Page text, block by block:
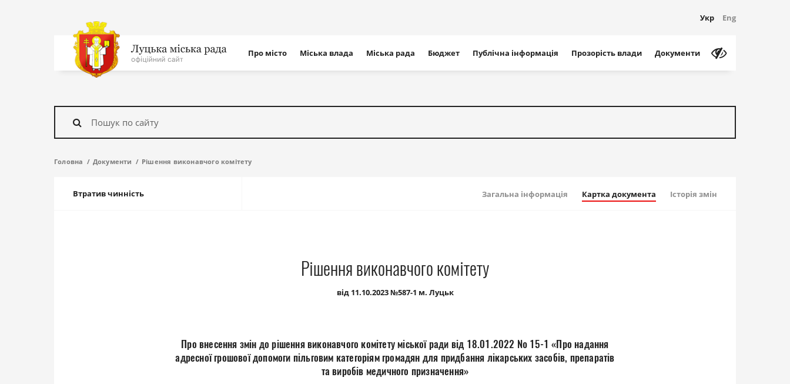
Укр Eng
На
головну
сайту
Про місто Міська влада Міська рада Бюджет Публічна інформація Прозорість влади Документи
Знайти
Головна Документи Рішення виконавчого комітету
Втратив чинність Загальна інформація Картка документа Історія змін
Рішення виконавчого комітету
від 11.10.2023 №587-1 м. Луцьк
Про внесення змін до рішення виконавчого комітету міської ради від 18.01.2022 № 15-1 «Про надання
адресної грошової допомоги пільговим категоріям громадян для придбання лікарських засобів, препаратів
та виробів медичного призначення»